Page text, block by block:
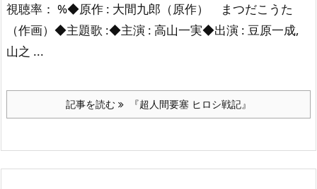
視聴率： %◆原作 : 大間九郎（原作） まつだこうた
（作画）◆主題歌 :◆主演 : 高山一実◆出演 : 豆原一成,
山之 ...
記事を読む 『超人間要塞 ヒロシ戦記』